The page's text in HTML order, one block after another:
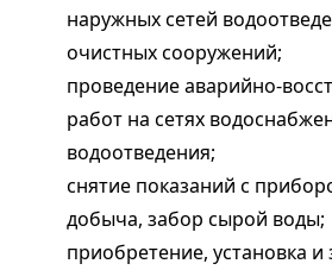
наружных сетей
очистных сооружений;
проведение аварийно-
работ на сетях
водоотведения;
снятие показаний с
добыча, забор сырой воды;
приобретение, установка и